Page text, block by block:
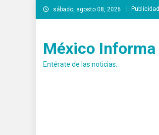
Saltar
al
sábado, agosto 08, 2026 Publicidad
México Informa
Entérate de las noticias: